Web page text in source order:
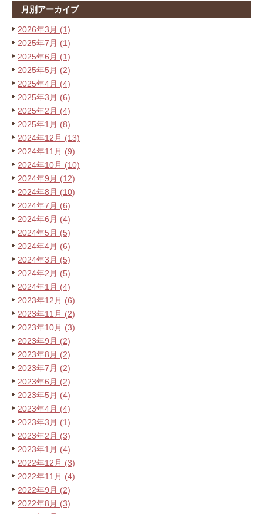
月別アーカイブ
2026年3月 (1)
2025年7月 (1)
2025年6月 (1)
2025年5月 (2)
2025年4月 (4)
2025年3月 (6)
2025年2月 (4)
2025年1月 (8)
2024年12月 (13)
2024年11月 (9)
2024年10月 (10)
2024年9月 (12)
2024年8月 (10)
2024年7月 (6)
2024年6月 (4)
2024年5月 (5)
2024年4月 (6)
2024年3月 (5)
2024年2月 (5)
2024年1月 (4)
2023年12月 (6)
2023年11月 (2)
2023年10月 (3)
2023年9月 (2)
2023年8月 (2)
2023年7月 (2)
2023年6月 (2)
2023年5月 (4)
2023年4月 (4)
2023年3月 (1)
2023年2月 (3)
2023年1月 (4)
2022年12月 (3)
2022年11月 (4)
2022年9月 (2)
2022年8月 (3)